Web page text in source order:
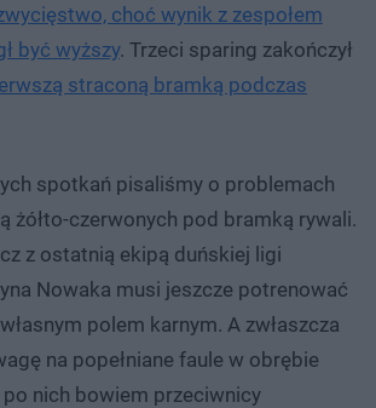
choć wynik z zespołem
być wyższy. Trzeci sparing zakończył
straconą bramką podczas
spotkań pisaliśmy o problemach
żółto-czerwonych pod bramką rywali.
z ostatnią ekipą duńskiej ligi
Nowaka musi jeszcze potrenować
polem karnym. A zwłaszcza
na popełniane faule w obrębie
nich bowiem przeciwnicy